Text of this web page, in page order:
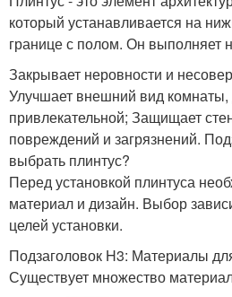
который устанавливается на
границе с полом. Он выполняет
Закрывает неровности и
Улучшает внешний вид
привлекательной; Защищает
повреждений и загрязнений.
выбрать плинтус?
Перед установкой плинтуса
материал и дизайн. Выбор
целей установки.
Подзаголовок H3: Материалы
Существует множество